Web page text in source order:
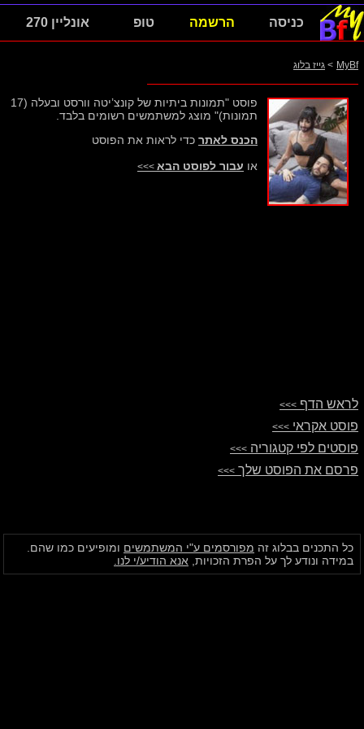
כניסה הרשמה טופ אונליין 270
MyBf
> גייז בלוג
פוסט "תמונות ביתיות של קונצ’יטה וורסט ובעלה (17
תמונות)" מוצג למשתמשים רשומים בלבד.
הכנס לאתר כדי לראות את הפוסט
או עבור לפוסט הבא >>>
לראש הדף >>>
פוסט אקראי >>>
פוסטים לפי קטגוריה >>>
פרסם את הפוסט שלך >>>
כל התכנים בבלוג זה מפורסמים ע"י המשתמשים ומופיעים כמו שהם.
במידה ונודע לך על הפרת הזכויות, אנא הודיע/י לנו.